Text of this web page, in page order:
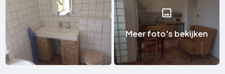
Meer foto's bekijken